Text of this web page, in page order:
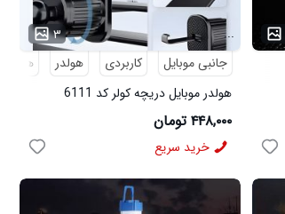
۳
...
جانبی موبایل
کاربردی هولدر
هولدر
هولدر موبایل دریچه کولر کد 6111
۴۴۸,۰۰۰ تومان
خرید سریع